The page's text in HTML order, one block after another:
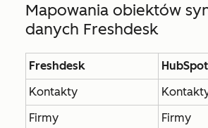
Mapowania obiektów
danych Freshdesk
Freshdesk
HubSpot
Kontakty
Firmy
Firmy